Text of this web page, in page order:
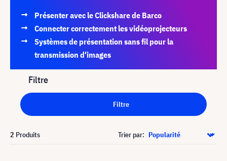
Présenter avec le Clickshare de Barco
Connecter correctement les vidéoprojecteurs
Systèmes de présentation sans fil pour la
transmission d'images
Filtre
Filtre
2 Produits Trier par: